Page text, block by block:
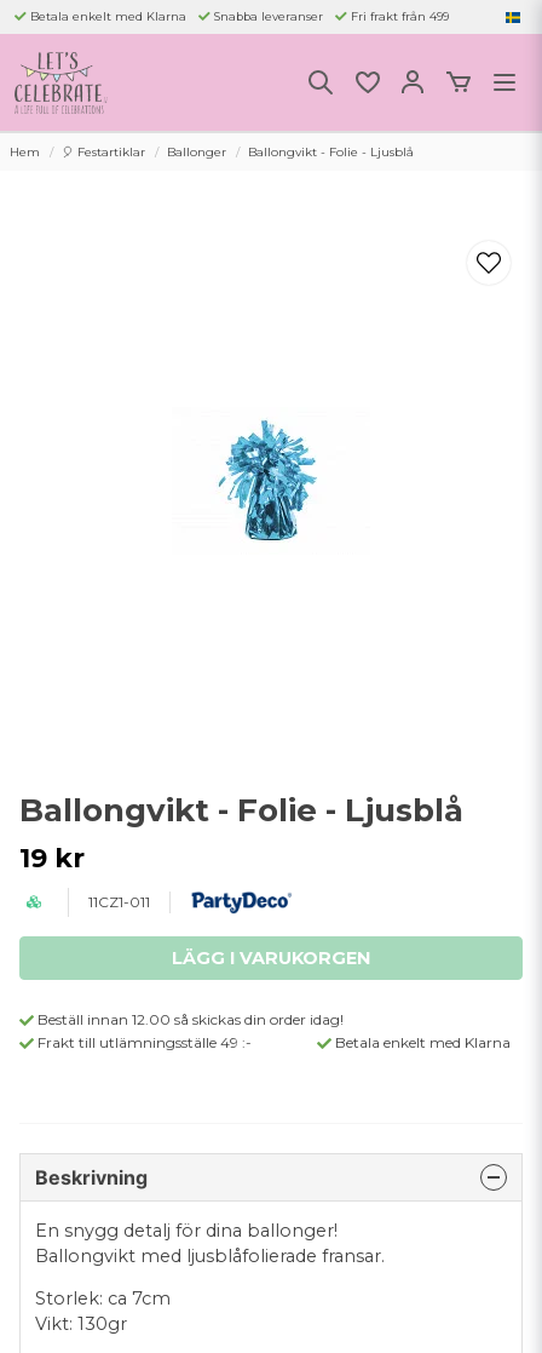
Betala enkelt med Klarna Snabba leveranser Fri frakt från 499
Hem 🎈 Festartiklar Ballonger Ballongvikt - Folie - Ljusblå
Ballongvikt - Folie - Ljusblå
19 kr
11CZ1-011
LÄGG I VARUKORGEN
Beställ innan 12.00 så skickas din order idag!
Frakt till utlämningsställe 49 :-
Betala enkelt med Klarna
Beskrivning
En snygg detalj för dina ballonger!
Ballongvikt med ljusblåfolierade fransar.
Storlek: ca 7cm
Vikt: 130gr